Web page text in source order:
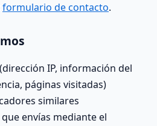
formulario de contacto.
IP, información del
páginas visitadas)
similares
envías mediante el